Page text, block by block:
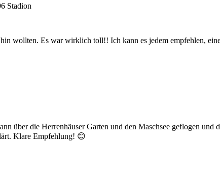
Stadion
wollten. Es war wirklich toll!! Ich kann es jedem empfehlen,
über die Herrenhäuser Garten und den Maschsee geflogen
Klare Empfehlung! 😊